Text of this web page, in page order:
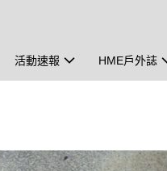
活動速報 HME戶外誌